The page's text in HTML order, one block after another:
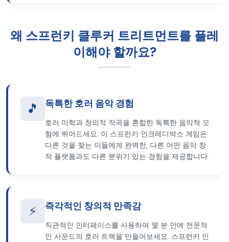
왜 스프런키 클루커 트리트먼트를 플레
이해야 할까요?
🎵 독특한 호러 음악 경험
호러 미학과 창의적 작곡을 혼합한 독특한 음악적 모
험에 뛰어드세요. 이 스프런키 인크레디박스 게임은
다른 것을 찾는 이들에게 완벽한, 다른 어떤 음악 창
작 플랫폼과도 다른 분위기 있는 경험을 제공합니다.
⚡ 즉각적인 창의적 만족감
직관적인 인터페이스를 사용하여 몇 분 안에 전문적
인 사운드의 호러 트랙을 만들어보세요. 스프런키 인